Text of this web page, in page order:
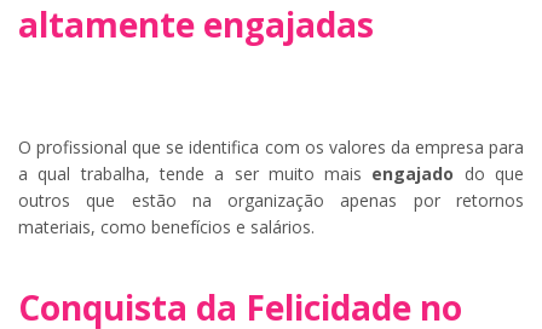
altamente engajadas
O profissional que se identifica com os valores da empresa para
a qual trabalha, tende a ser muito mais engajado do que
outros que estão na organização apenas por retornos
materiais, como benefícios e salários.
Conquista da Felicidade no